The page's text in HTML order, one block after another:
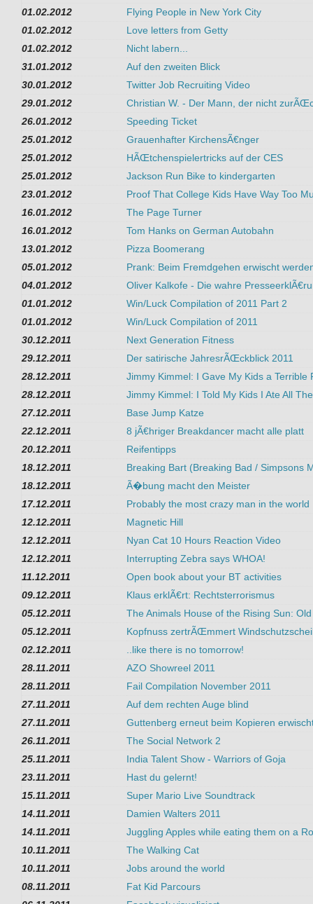
01.02.2012
Flying People in New York City
01.02.2012
Love letters from Getty
01.02.2012
Nicht labern...
31.01.2012
Auf den zweiten Blick
30.01.2012
Twitter Job Recruiting Video
29.01.2012
Christian W. - Der Mann, der nicht
26.01.2012
Speeding Ticket
25.01.2012
Grauenhafter KirchensÃ€nger
25.01.2012
HÃŒtchenspielertricks auf der CES
25.01.2012
Jackson Run Bike to kindergarten
23.01.2012
Proof That College Kids Have Way Too
16.01.2012
The Page Turner
16.01.2012
Tom Hanks on German Autobahn
13.01.2012
Pizza Boomerang
05.01.2012
Prank: Beim Fremdgehen erwischt
04.01.2012
Oliver Kalkofe - Die wahre
01.01.2012
Win/Luck Compilation of 2011 Part 2
01.01.2012
Win/Luck Compilation of 2011
30.12.2011
Next Generation Fitness
29.12.2011
Der satirische JahresrÃŒckblick 2011
28.12.2011
Jimmy Kimmel: I Gave My Kids a Terrible
28.12.2011
Jimmy Kimmel: I Told My Kids I Ate All
27.12.2011
Base Jump Katze
22.12.2011
8 jÃ€hriger Breakdancer macht alle platt
20.12.2011
Reifentipps
18.12.2011
Breaking Bart (Breaking Bad / Simpsons
18.12.2011
Ã�bung macht den Meister
17.12.2011
Probably the most crazy man in the world
12.12.2011
Magnetic Hill
12.12.2011
Nyan Cat 10 Hours Reaction Video
12.12.2011
Interrupting Zebra says WHOA!
11.12.2011
Open book about your BT activities
09.12.2011
Klaus erklÃ€rt: Rechtsterrorismus
05.12.2011
The Animals House of the Rising Sun:
05.12.2011
Kopfnuss zertrÃŒmmert
02.12.2011
..like there is no tomorrow!
28.11.2011
AZO Showreel 2011
28.11.2011
Fail Compilation November 2011
27.11.2011
Auf dem rechten Auge blind
27.11.2011
Guttenberg erneut beim Kopieren
26.11.2011
The Social Network 2
25.11.2011
India Talent Show - Warriors of Goja
23.11.2011
Hast du gelernt!
15.11.2011
Super Mario Live Soundtrack
14.11.2011
Damien Walters 2011
14.11.2011
Juggling Apples while eating them on a
10.11.2011
The Walking Cat
10.11.2011
Jobs around the world
08.11.2011
Fat Kid Parcours